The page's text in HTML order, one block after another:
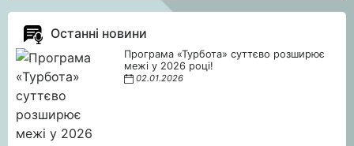
Останні новини
Програма «Турбота» суттєво розширює
межі у 2026 році!
02.01.2026